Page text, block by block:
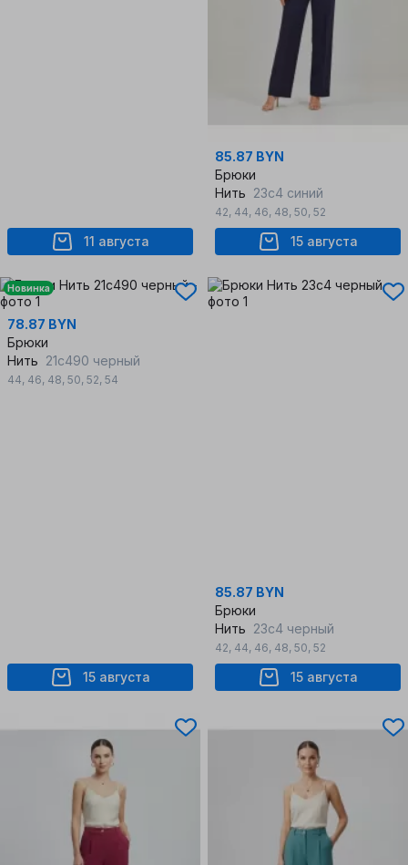
11 августа
85.87 BYN
Брюки
Нить 23с4 синий
42, 44, 46, 48, 50, 52
15 августа
Новинка
78.87 BYN
Брюки
Нить 21с490 черный
44, 46, 48, 50, 52, 54
15 августа
85.87 BYN
Брюки
Нить 23с4 черный
42, 44, 46, 48, 50, 52
15 августа